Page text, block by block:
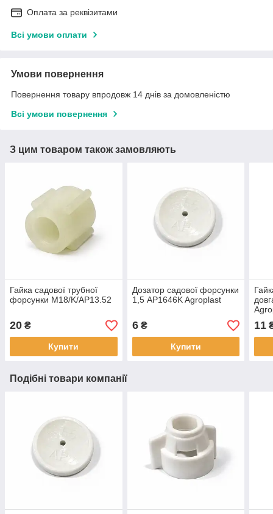
Оплата за реквізитами
Всі умови оплати
Умови повернення
Повернення товару впродовж 14 днів за домовленістю
Всі умови повернення
З цим товаром також замовляють
Гайка садової трубної
форсунки M18/K/AP13.52
20 ₴
Купити
Дозатор садової форсунки
1,5 AP1646K Agroplast
6₴
Купити
11
Подібні товари компанії